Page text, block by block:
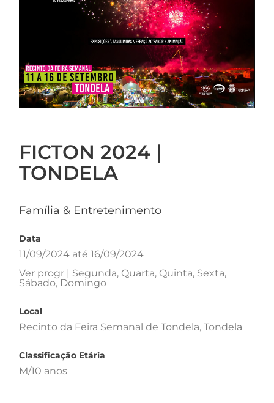
FICTON 2024 |
TONDELA
Família & Entretenimento
Data
11/09/2024 até 16/09/2024
Ver progr | Segunda, Quarta, Quinta, Sexta,
Sábado, Domingo
Local
Recinto da Feira Semanal de Tondela, Tondela
Classificação Etária
M/10 anos